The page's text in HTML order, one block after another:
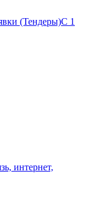
(Тендеры)С 1
интернет,